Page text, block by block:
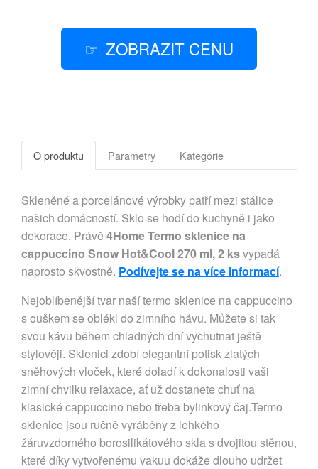
ZOBRAZIT CENU
O produktu Parametry Kategorie
Skleněné a porcelánové výrobky patří mezi stálice
našich domácností. Sklo se hodí do kuchyně i jako
dekorace. Právě 4Home Termo sklenice na
cappuccino Snow Hot&Cool 270 ml, 2 ksvypadá
naprosto skvostně. Podívejte se na více informací.
Nejoblíbenější tvar naší termo sklenice na cappuccino
s ouškem se oblékl do zimního hávu. Můžete si tak
svou kávu během chladných dní vychutnat ještě
stylověji. Sklenici zdobí elegantní potisk zlatých
sněhových vloček, které doladí k dokonalosti vaši
zimní chvilku relaxace, ať už dostanete chuť na
klasické cappuccino nebo třeba bylinkový čaj.Termo
sklenice jsou ručně vyráběny z lehkého
žáruvzdorného borosilikátového skla s dvojitou stěnou,
které díky vytvořenému vakuu dokáže dlouho udržet